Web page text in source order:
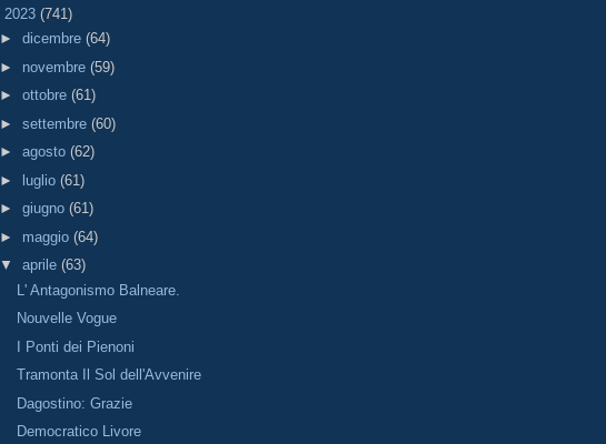
2023 (741)
► dicembre (64)
► novembre (59)
► ottobre (61)
► settembre (60)
► agosto (62)
►
luglio (61)
► giugno (61)
► maggio (64)
▼ aprile (63)
L' Antagonismo Balneare.
Nouvelle Vogue
I Ponti dei Pienoni
Tramonta Il Sol dell'Avvenire
Dagostino: Grazie
Democratico Livore